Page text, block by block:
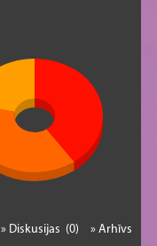
» Arhīvs
» Diskusijas (0)